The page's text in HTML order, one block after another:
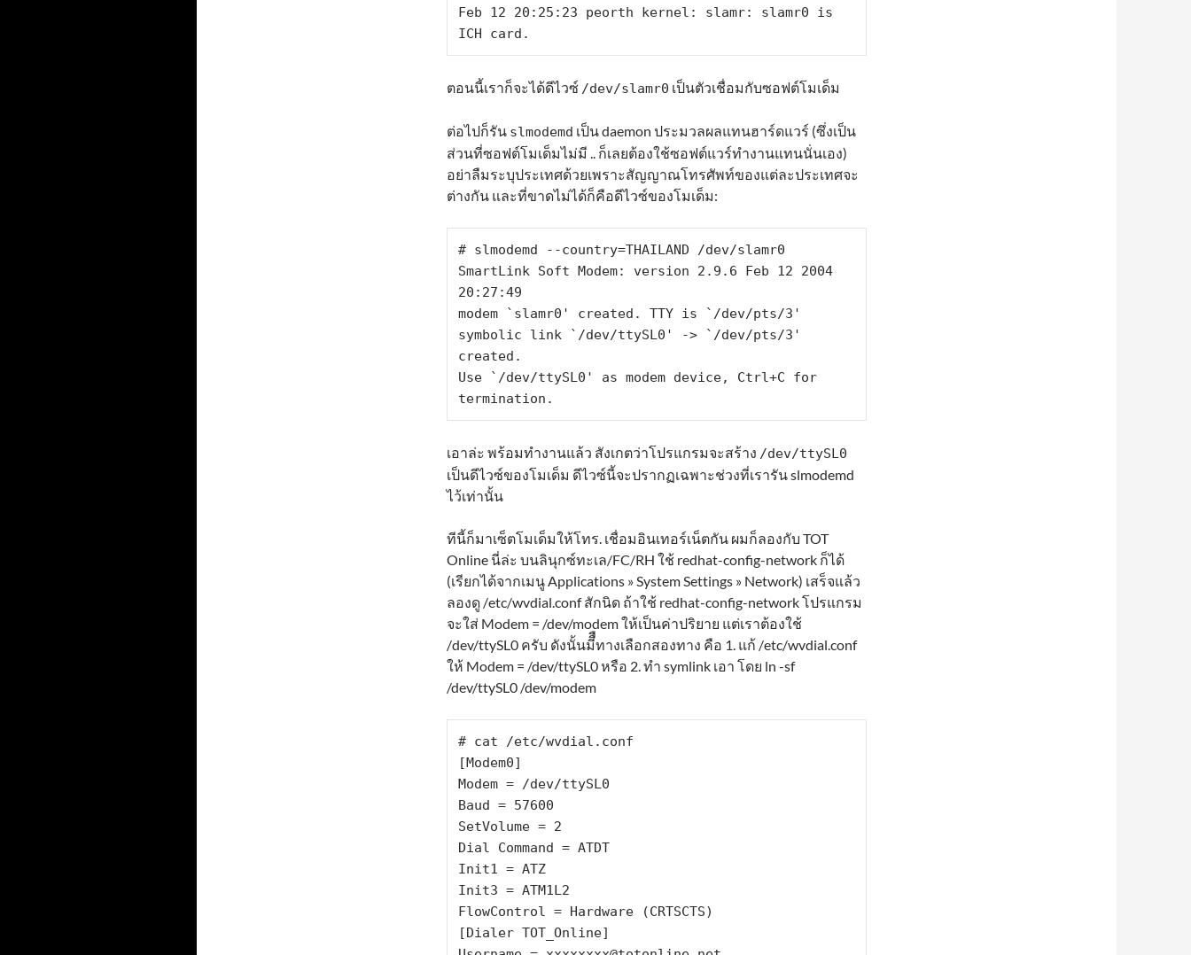
Feb 12 20:25:23 peorth kernel: slamr: slamr0 is
ICH card.
ตอนนี้เราก็จะได้ดีไวซ์ /dev/slamr0 เป็นตัวเชื่อมกับซอฟต์โมเด็ม
ต่อไปก็รัน slmodemd เป็น daemon ประมวลผลแทนฮาร์ดแวร์ (ซึ่งเป็น
ส่วนที่ซอฟต์โมเด็มไม่มี .. ก็เลยต้องใช้ซอฟต์แวร์ทำงานแทนนั่นเอง)
อย่าลืมระบุประเทศด้วยเพราะสัญญาณโทรศัพท์ของแต่ละประเทศจะ
ต่างกัน และที่ขาดไม่ได้ก็คือดีไวซ์ของโมเด็ม:
# slmodemd --country=THAILAND /dev/slamr0
SmartLink Soft Modem: version 2.9.6 Feb 12 2004
20:27:49
modem `slamr0' created. TTY is `/dev/pts/3'
symbolic link `/dev/ttySL0' -> `/dev/pts/3'
created.
Use `/dev/ttySL0' as modem device, Ctrl+C for
termination.
เอาล่ะ พร้อมทำงานแล้ว สังเกตว่าโปรแกรมจะสร้าง /dev/ttySL0
เป็นดีไวซ์ของโมเด็ม ดีไวซ์นี้จะปรากฏเฉพาะช่วงที่เรารัน slmodemd
ไว้เท่านั้น
ทีนี้ก็มาเซ็ตโมเด็มให้โทร. เชื่อมอินเทอร์เน็ตกัน ผมก็ลองกับ TOT
Online นี่ล่ะ บนลินุกซ์ทะเล/FC/RH ใช้ redhat-config-network ก็ได้
(เรียกได้จากเมนู Applications » System Settings » Network) เสร็จแล้ว
ลองดู /etc/wvdial.conf สักนิด ถ้าใช้ redhat-config-network โปรแกรม
จะใส่ Modem = /dev/modem ให้เป็นค่าปริยาย แต่เราต้องใช้
/dev/ttySL0 ครับ ดังนั้นมีืืทางเลือกสองทาง คือ 1. แก้ /etc/wvdial.conf
ให้ Modem = /dev/ttySL0 หรือ 2. ทำ symlink เอา โดย ln -sf
/dev/ttySL0 /dev/modem
# cat /etc/wvdial.conf
[Modem0]
Modem = /dev/ttySL0
Baud = 57600
SetVolume = 2
Dial Command = ATDT
Init1 = ATZ
Init3 = ATM1L2
FlowControl = Hardware (CRTSCTS)
[Dialer TOT_Online]